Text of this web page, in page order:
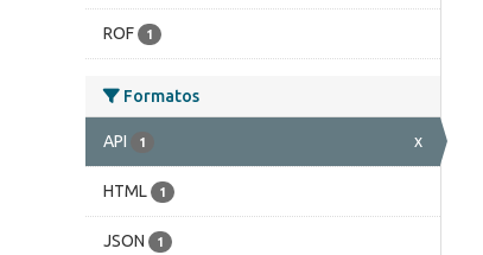
ROF 1
Formatos
API 1 x
HTML 1
JSON 1